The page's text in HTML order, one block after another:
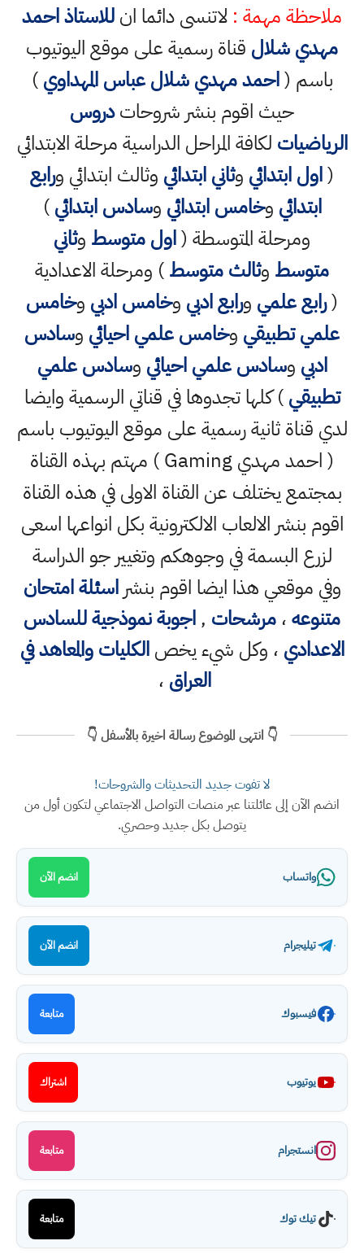
ملاحظة مهمة : لاتنسى دائما انللاستاذ احمد
مهدي شلال قناة رسمية على موقع اليوتيوب
باسم (احمد مهدي شلال عباس المهداوي)
حيث اقوم بنشر شروحاتدروس
الرياضيات لكافة المراحل الدراسية مرحلة الابتدائي
(اول ابتدائي وثاني ابتدائي وثالث ابتدائي ورابع
ابتدائي وخامس ابتدائي وسادس ابتدائي)
ومرحلة المتوسطة (اول متوسط وثاني
متوسط وثالث متوسط) ومرحلة الاعدادية
(رابع علمي ورابع ادبي وخامس ادبي وخامس
علمي تطبيقي وخامس علمي احيائي وسادس
ادبي وسادس علمي احيائي وسادس علمي
تطبيقي) كلها تجدوها في قناتي الرسمية وايضا
لدي قناة ثانية رسمية على موقع اليوتيوب باسم
( احمد مهدي Gaming ) مهتم بهذه القناة
بمجتمع يختلف عن القناة الاولى في هذه القناة
اقوم بنشر الالعاب الالكترونية بكل انواعها اسعى
لزرع البسمة في وجوهكم وتغيير جو الدراسة
وفي موقعي هذا ايضا اقوم بنشراسئلة امتحان
متنوعه،مرشحات ,اجوبة نموذجية للسادس
الاعدادي ، وكل شيء يخصالكليات والمعاهد في
العراق ،
👇 انتهى الموضوع رسالة اخيرة بالأسفل 👇
لا تفوت جديد التحديثات والشروحات!
انضم الآن إلى عائلتنا عبر منصات التواصل الاجتماعي لتكون أول من
يتوصل بكل جديد وحصري.
واتساب انضم الآن
تيليجرام انضم الآن
فيسبوك متابعة
يوتيوب اشتراك
انستجرام متابعة
تيك توك متابعة